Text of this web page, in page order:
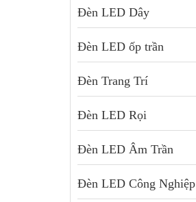
Đèn LED Dây
Đèn LED ốp trần
Đèn Trang Trí
Đèn LED Rọi
Đèn LED Âm Trần
Đèn LED Công Nghiệp